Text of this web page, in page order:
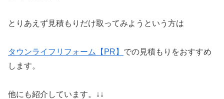
とりあえず見積もりだけ取ってみようという方は
タウンライフリフォーム【PR】 での見積もりをおすすめ
します。
他にも紹介しています。↓↓